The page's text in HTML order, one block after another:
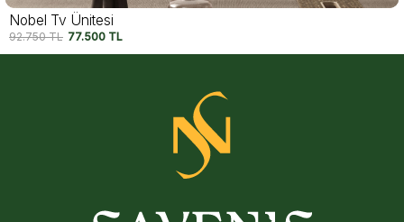
Noble Tv Ünitesi
145.000TL 117.500TL